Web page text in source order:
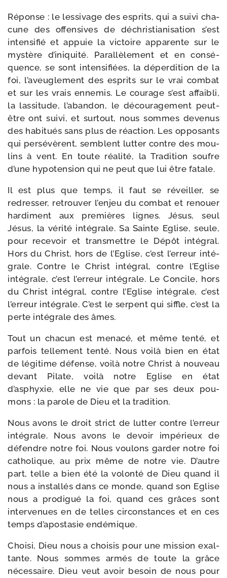
Réponse : le les­si­vage des esprits, qui a sui­vi cha­
cune des offen­sives de déchris­tia­ni­sa­tion s’est
inten­si­fié et appuie la vic­toire appa­rente sur le
mys­tère d’iniquité. Parallèlement et en consé­
quence, se sont inten­si­fiées, la déper­di­tion de la
foi, l’aveuglement des esprits sur le vrai com­bat
et sur les vrais enne­mis. Le cou­rage s’est affai­bli,
la las­si­tude, l’abandon, le décou­ra­ge­ment peut-​
être ont sui­vi, et sur­tout, nous sommes deve­nus
des habi­tués sans plus de réac­tion. Les oppo­sants
qui per­sé­vèrent, semblent lut­ter contre des mou­
lins à vent. En toute réa­li­té, la Tradition soufre
d’une hypo­ten­sion qui ne peut que lui être fatale.
Il est plus que temps, il faut se réveiller, se
redres­ser, retrou­ver l’enjeu du com­bat et renouer
har­di­ment aux pre­mières lignes. Jésus, seul
Jésus, la véri­té inté­grale. Sa Sainte Eglise, seule,
pour rece­voir et trans­mettre le Dépôt inté­gral.
Hors du Christ, hors de l’Eglise, c’est l’erreur inté­
grale. Contre le Christ inté­gral, contre l’Eglise
inté­grale, c’est l’erreur inté­grale. Le Concile, hors
du Christ inté­gral, contre l’Eglise inté­grale, c’est
l’erreur inté­grale. C’est le ser­pent qui siffle, c’est la
perte inté­grale des âmes.
Tout un cha­cun est mena­cé, et même ten­té, et
par­fois tel­le­ment ten­té. Nous voi­là bien en état
de légi­time défense, voi­là notre Christ à nou­veau
devant Pilate, voi­là notre Eglise en état
d’asphyxie, elle ne vie que par ses deux pou­
mons : la parole de Dieu et la tradition.
Nous avons le droit strict de lut­ter contre l’erreur
inté­grale. Nous avons le devoir impé­rieux de
défendre notre foi. Nous vou­lons gar­der notre foi
catho­lique, au prix même de notre vie. D’autre
part, telle a bien été la volon­té de Dieu quand il
nous a ins­tal­lés dans ce monde, quand son Eglise
nous a pro­di­gué la foi, quand ces grâces sont
inter­ve­nues en de telles cir­cons­tances et en ces
temps d’apostasie endémique.
Choisi, Dieu nous a choi­sis pour une mis­sion exal­
tante. Nous sommes armés de toute la grâce
néces­saire. Dieu veut avoir besoin de nous pour